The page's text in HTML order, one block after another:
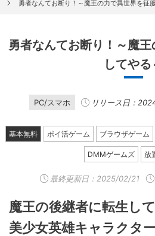
勇者なんてお断り！～魔王の力で異世界を征
勇者なんてお断り！～魔
してやる
PC/スマホ リリース日：
基本無料 ポイ活ゲーム ブラウザゲーム
DMMゲームズ 放
最終更新日： 2025/02/21
魔王の後継者に転生し
美少女英雄キャラクタ